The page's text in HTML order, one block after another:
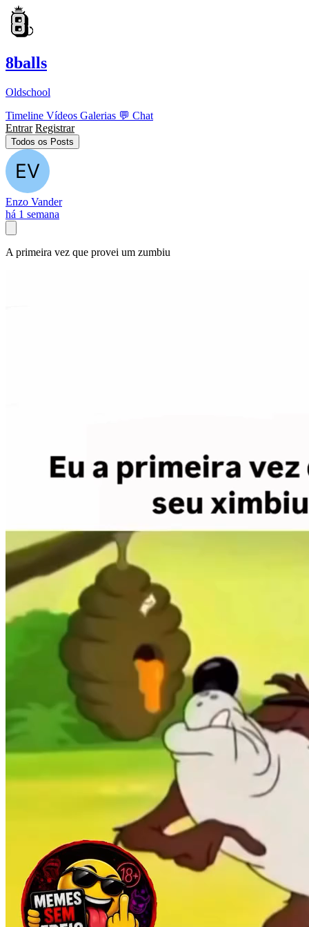
8balls
Oldschool
Timeline Vídeos Galerias 💬 Chat
Entrar Registrar
Todos os Posts
Enzo Vander
há 1 semana
A primeira vez que provei um zumbiu